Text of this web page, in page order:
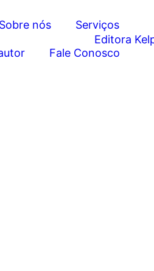
Sobre nós Serviços
Fale Conosco